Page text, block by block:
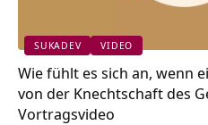
SUKADEV VIDEO
Wie fühlt es sich an, wenn
von der Knechtschaft des
Vortragsvideo